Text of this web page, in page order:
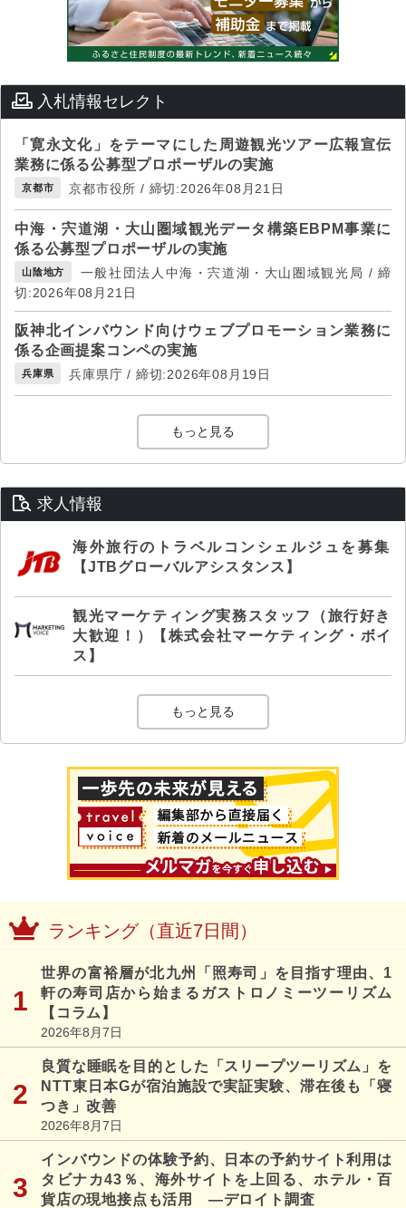
入札情報セレクト
「寛永文化」をテーマにした周遊観光ツアー広報宣伝
業務に係る公募型プロポーザルの実施
京都市 京都市役所 / 締切:2026年08月21日
中海・宍道湖・大山圏域観光データ構築EBPM事業に
係る公募型プロポーザルの実施
山陰地方
一般社団法人中海・宍道湖・大山圏域観光局 / 締
切:2026年08月21日
阪神北インバウンド向けウェブプロモーション業務に
係る企画提案コンペの実施
兵庫県 兵庫県庁 / 締切:2026年08月19日
もっと見る
求人情報
海外旅行のトラベルコンシェルジュを募集
【JTBグローバルアシスタンス】
観光マーケティング実務スタッフ（旅行好き
大歓迎！）【株式会社マーケティング・ボイ
ス】
もっと見る
ランキング（直近7日間）
世界の富裕層が北九州「照寿司」を目指す理由、1
軒の寿司店から始まるガストロノミーツーリズム
【コラム】
2026年8月7日
良質な睡眠を目的とした「スリープツーリズム」を
NTT東日本Gが宿泊施設で実証実験、滞在後も「寝
つき」改善
2026年8月7日
インバウンドの体験予約、日本の予約サイト利用は
タビナカ43％、海外サイトを上回る、ホテル・百
貨店の現地接点も活用 ―デロイト調査